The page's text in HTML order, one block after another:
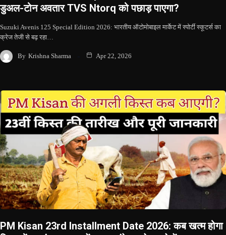
डुअल-टोन अवतार TVS Ntorq को पछाड़ पाएगा?
Suzuki Avenis 125 Special Edition 2026: भारतीय ऑटोमोबाइल मार्केट में स्पोर्टी स्कूटर्स का
क्रेज तेजी से बढ़ रहा…
By Krishna Sharma Apr 22, 2026
PM Kisan 23rd Installment Date 2026: कब खत्म होगा